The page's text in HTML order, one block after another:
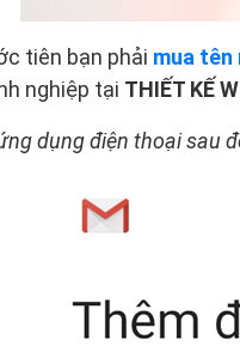
tiên bạn phải mua tên
nghiệp tại THIẾT KẾ
dụng điện thoại sau